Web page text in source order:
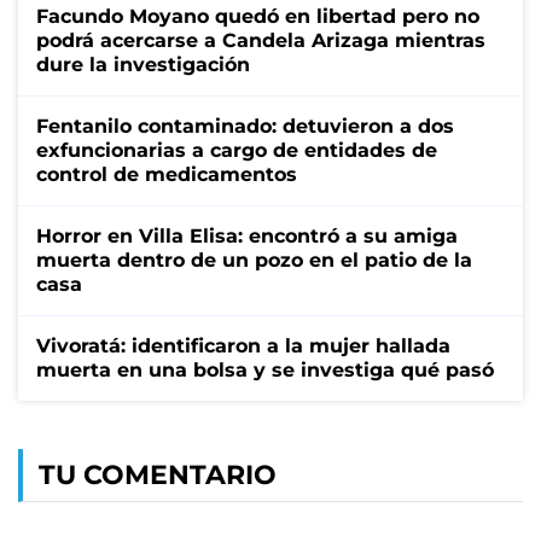
Facundo Moyano quedó en libertad pero no
podrá acercarse a Candela Arizaga mientras
dure la investigación
Fentanilo contaminado: detuvieron a dos
exfuncionarias a cargo de entidades de
control de medicamentos
Horror en Villa Elisa: encontró a su amiga
muerta dentro de un pozo en el patio de la
casa
Vivoratá: identificaron a la mujer hallada
muerta en una bolsa y se investiga qué pasó
TU COMENTARIO